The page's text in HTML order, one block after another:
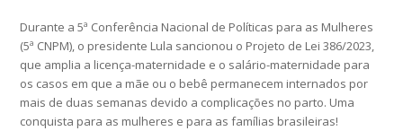
Durante a 5ª Conferência Nacional de Políticas para as Mulheres
(5ª CNPM), o presidente Lula sancionou o Projeto de Lei 386/2023,
que amplia a licença-maternidade e o salário-maternidade para
os casos em que a mãe ou o bebê permanecem internados por
mais de duas semanas devido a complicações no parto. Uma
conquista para as mulheres e para as famílias brasileiras!